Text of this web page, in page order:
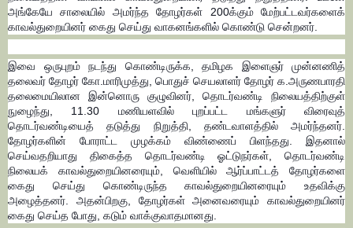
அங்கேயே சாலையில் அமர்ந்த தோழர்கள் 200க்கும் மேற்பட்டவர்களைக்
காவல்துறையினர் கைது செய்து வாகனங்களில் கொண்டு சென்றனர்.
இவை ஒருபுறம் நடந்து கொண்டிருக்க, தமிழக இளைஞர் முன்னணித்
தலைவர் தோழர் கோ.மாரிமுத்து, பொதுச் செயலாளர் தோழர் க.அருணபாரதி
தலைமையிலான இன்னொரு குழுவினர், தொடர்வண்டி நிலையத்திற்குள்
நுழைந்து, 11.30 மணியளவில் புறப்பட்ட மங்களுர் விரைவுத்
தொடர்வண்டியைத் தடுத்து நிறுத்தி, தண்டவாளத்தில் அமர்ந்தனர்.
தோழர்களின் போராட்ட முழக்கம் விண்ணைப் பிளந்தது. இதனால்
செய்வதறியாது திகைத்த தொடர்வண்டி ஓட்டுநர்கள், தொடர்வண்டி
நிலையக் காவல்துறையினரையும், வெளியில் ஆர்ப்பாட்டத் தோழர்களை
கைது செய்து கொண்டிருந்த காவல்துறையினரையும் உதவிக்கு
அழைத்தனர். அதன்பிறகு, தோழர்கள் அனைவரையும் காவல்துறையினர்
கைது செய்த போது, கடும் வாக்குவாதமானது.